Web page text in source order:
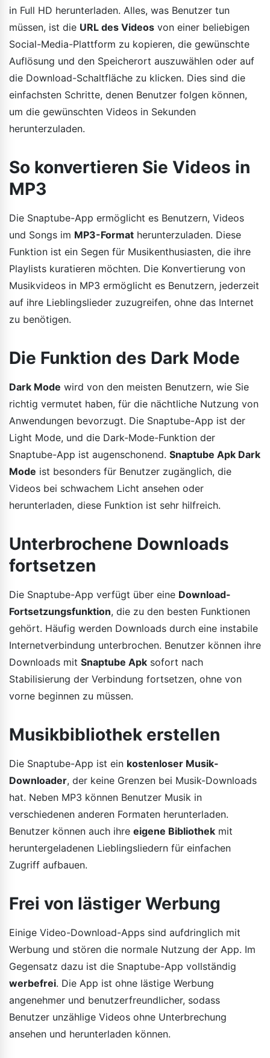
in Full HD herunterladen. Alles, was Benutzer tun
müssen, ist die URL des Videos von einer beliebigen
Social-Media-Plattform zu kopieren, die gewünschte
Auflösung und den Speicherort auszuwählen oder auf
die Download-Schaltfläche zu klicken. Dies sind die
einfachsten Schritte, denen Benutzer folgen können,
um die gewünschten Videos in Sekunden
herunterzuladen.
So konvertieren Sie Videos in
MP3
Die Snaptube-App ermöglicht es Benutzern, Videos
und Songs im MP3-Format herunterzuladen. Diese
Funktion ist ein Segen für Musikenthusiasten, die ihre
Playlists kuratieren möchten. Die Konvertierung von
Musikvideos in MP3 ermöglicht es Benutzern, jederzeit
auf ihre Lieblingslieder zuzugreifen, ohne das Internet
zu benötigen.
Die Funktion des Dark Mode
Dark Mode wird von den meisten Benutzern, wie Sie
richtig vermutet haben, für die nächtliche Nutzung von
Anwendungen bevorzugt. Die Snaptube-App ist der
Light Mode, und die Dark-Mode-Funktion der
Snaptube-App ist augenschonend. Snaptube Apk Dark
Mode ist besonders für Benutzer zugänglich, die
Videos bei schwachem Licht ansehen oder
herunterladen, diese Funktion ist sehr hilfreich.
Unterbrochene Downloads
fortsetzen
Die Snaptube-App verfügt über eine Download-
Fortsetzungsfunktion, die zu den besten Funktionen
gehört. Häufig werden Downloads durch eine instabile
Internetverbindung unterbrochen. Benutzer können ihre
Downloads mit Snaptube Apk sofort nach
Stabilisierung der Verbindung fortsetzen, ohne von
vorne beginnen zu müssen.
Musikbibliothek erstellen
Die Snaptube-App ist ein kostenloser Musik-
Downloader, der keine Grenzen bei Musik-Downloads
hat. Neben MP3 können Benutzer Musik in
verschiedenen anderen Formaten herunterladen.
Benutzer können auch ihre eigene Bibliothek mit
heruntergeladenen Lieblingsliedern für einfachen
Zugriff aufbauen.
Frei von lästiger Werbung
Einige Video-Download-Apps sind aufdringlich mit
Werbung und stören die normale Nutzung der App. Im
Gegensatz dazu ist die Snaptube-App vollständig
werbefrei. Die App ist ohne lästige Werbung
angenehmer und benutzerfreundlicher, sodass
Benutzer unzählige Videos ohne Unterbrechung
ansehen und herunterladen können.